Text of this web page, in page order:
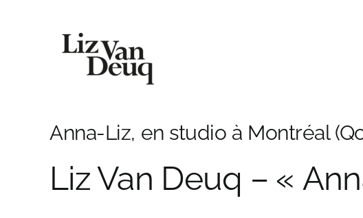
Anna-Liz, en studio à Montréal
Liz Van Deuq – «